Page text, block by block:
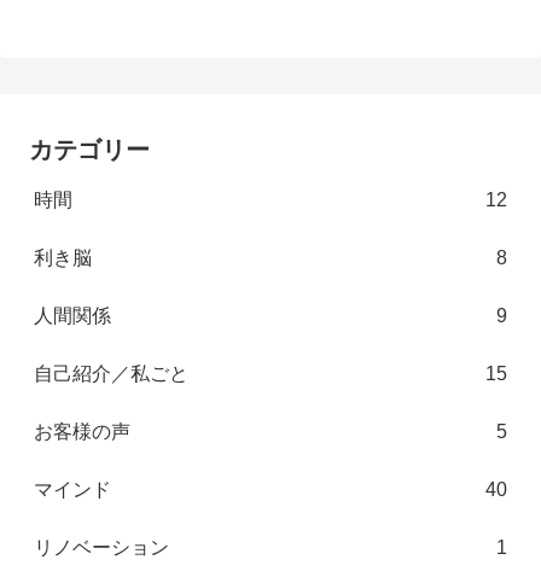
カテゴリー
時間 12
利き脳 8
人間関係 9
自己紹介／私ごと 15
お客様の声 5
マインド 40
リノベーション 1